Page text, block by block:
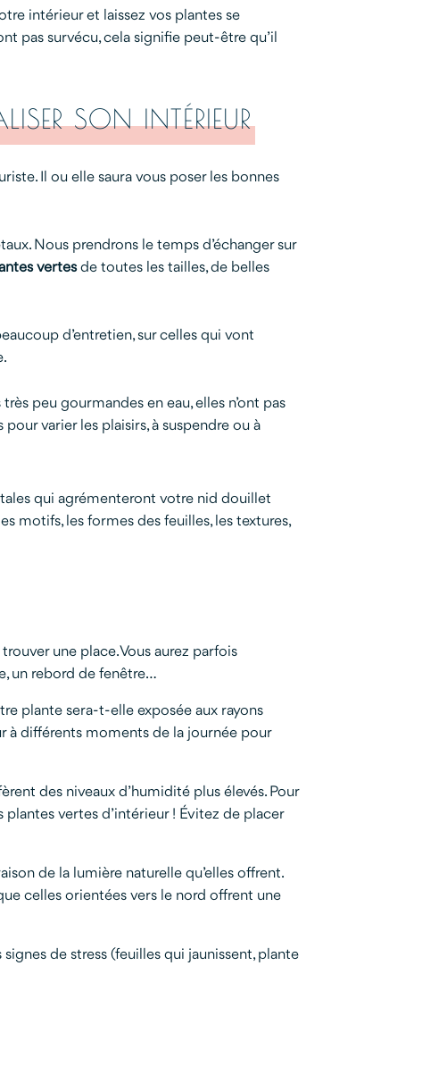
intérieur et laissez vos plantes se
pas survécu, cela signifie peut-être qu’il
SON INTÉRIEUR
Il ou elle saura vous poser les bonnes
Nous prendrons le temps d’échanger sur
vertesde toutes les tailles, de belles
d’entretien, sur celles qui vont
très peu gourmandes en eau, elles n’ont pas
varier les plaisirs, à suspendre ou à
qui agrémenteront votre nid douillet
motifs, les formes des feuilles, les textures,
une place. Vous aurez parfois
un rebord de fenêtre…
plante sera-t-elle exposée aux rayons
à différents moments de la journée pour
des niveaux d’humidité plus élevés. Pour
plantes vertes d’intérieur ! Évitez de placer
de la lumière naturelle qu’elles offrent.
celles orientées vers le nord offrent une
de stress (feuilles qui jaunissent, plante